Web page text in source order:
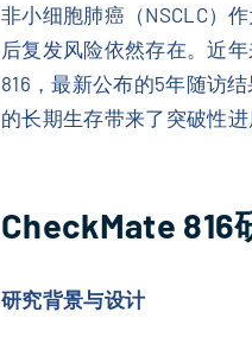
非小细胞肺癌（NSCLC）
后复发风险依然存在。近
816，最新公布的5年随访
的长期生存带来了突破性进
CheckMate
研究背景与设计